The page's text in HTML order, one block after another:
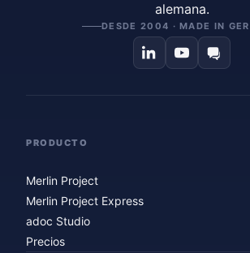
alemana.
DESDE 2004 · MADE IN
PRODUCTO
Merlin Project
Merlin Project Express
adoc Studio
Precios